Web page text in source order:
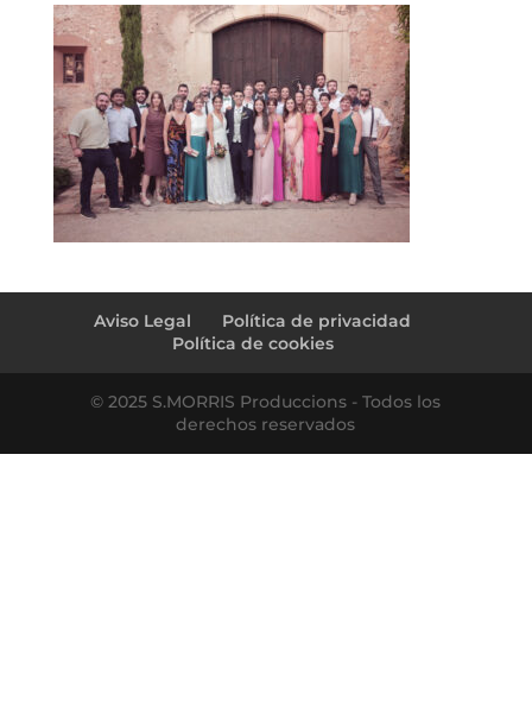
Aviso Legal
Política de privacidad
Política de cookies
© 2025 S.MORRIS Produccions - Todos los
derechos reservados